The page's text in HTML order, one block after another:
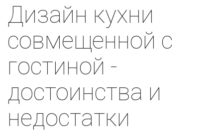
Дизайн кухни
совмещенной с
гостиной -
достоинства и
недостатки